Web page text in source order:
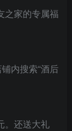
之家的专属福
内搜索“酒后
。还送大礼